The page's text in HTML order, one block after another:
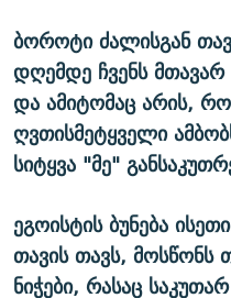
ბოროტი ძალისგან
დღემდე ჩვენს
და ამიტომაც არის,
ღვთისმეტყველი
სიტყვა "მე"
ეგოისტის ბუნება
თავის თავს, მოსწონს
ნიჭები, რასაც